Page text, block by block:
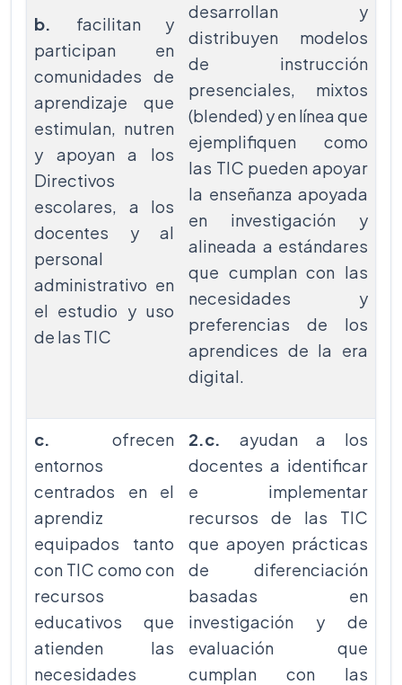
b. facilitan y
participan en
comunidades de
aprendizaje que
estimulan, nutren
y apoyan a los
Directivos
escolares, a los
docentes y al
personal
administrativo en
el estudio y uso
de las TIC
desarrollan y
distribuyen modelos
de instrucción
presenciales, mixtos
(blended) y en línea que
ejemplifiquen como
las TIC pueden apoyar
la enseñanza apoyada
en investigación y
alineada a estándares
que cumplan con las
necesidades y
preferencias de los
aprendices de la era
digital.
c. ofrecen
entornos
centrados en el
aprendiz
equipados tanto
con TIC como con
recursos
educativos que
atienden las
necesidades
2.c. ayudan a los
docentes a identificar
e implementar
recursos de las TIC
que apoyen prácticas
de diferenciación
basadas en
investigación y de
evaluación que
cumplan con las